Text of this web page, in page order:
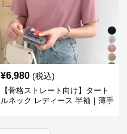
¥6,980 (税込)
【骨格ストレート向け】タート
ルネック レディース 半袖｜薄手